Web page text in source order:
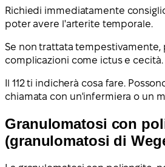
Richiedi immediatamente
poter avere l'arterite temporale.
Se non trattata tempestivamente,
complicazioni come ictus e cecità.
Il 112 ti indicherà cosa fare.
chiamata con un'infermiera o un
Granulomatosi con
(granulomatosi di